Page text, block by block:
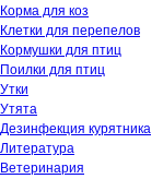
Корма для коз
Клетки для перепелов
Кормушки для птиц
Поилки для птиц
Утки
Утята
Дезинфекция курятника
Литература
Ветеринария